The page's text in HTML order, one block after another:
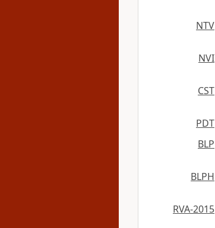
NTV
NVI
CST
PDT
BLP
BLPH
RVA-2015